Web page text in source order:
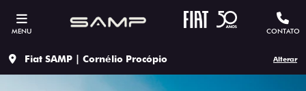
MENU CONTATO
Fiat SAMP | Cornélio Procópio Alterar